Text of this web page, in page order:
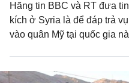
Hãng tin BBC và RT đưa
kích ở Syria là để đáp trả
vào quân Mỹ tại quốc gia